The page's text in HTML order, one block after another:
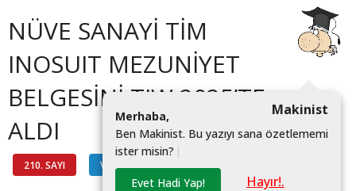
NÜVE SANAYİ TİM
INOSUIT MEZUNİYET
BELGESİNİ TIW 2025’TE
ALDI
210. SAYI VİTRİN #NÜVE SANAYI
Makinist
Merhaba,
Ben Makinist. Bu yazıyı sana özetlememi
ister misin? |
Evet Hadi Yap!
Hayır!.